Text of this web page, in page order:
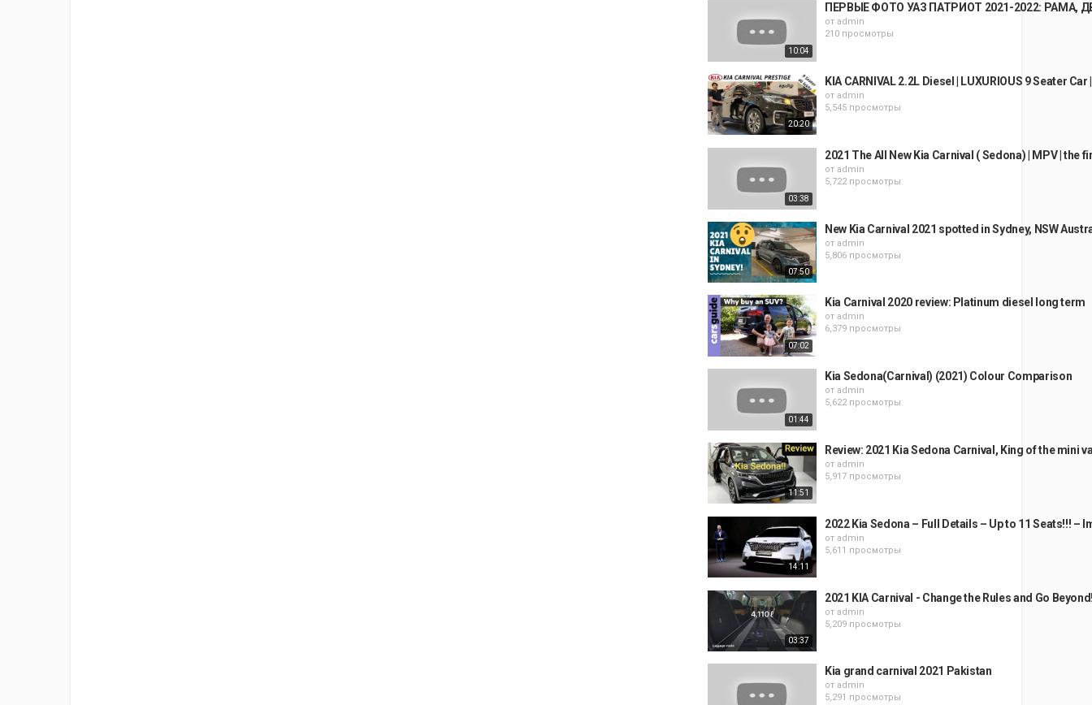
10:04
ПЕРВЫЕ ФОТО УАЗ ПАТРИОТ 2021-2022:
от admin
210 просмотры
20:20
KIA CARNIVAL 2.2L Diesel | LUXURIOUS 9 Seater
от admin
5,545 просмотры
03:38
2021 The All New Kia Carnival ( Sedona) | MPV | the
от admin
5,722 просмотры
07:50
New Kia Carnival 2021 spotted in Sydney, NSW
от admin
5,806 просмотры
07:02
Kia Carnival 2020 review: Platinum diesel long term
от admin
6,379 просмотры
01:44
Kia Sedona(Carnival) (2021) Colour Comparison
от admin
5,622 просмотры
11:51
Review: 2021 Kia Sedona Carnival, King of the mini
от admin
5,917 просмотры
14:11
2022 Kia Sedona – Full Details – Up to 11 Seats!!! –
от admin
5,611 просмотры
03:37
2021 KIA Carnival - Change the Rules and Go
от admin
5,209 просмотры
Kia grand carnival 2021 Pakistan
от admin
5,291 просмотры